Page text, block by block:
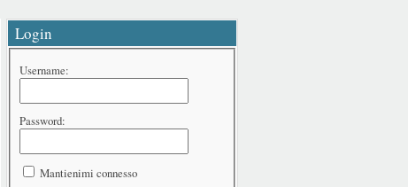
Login
Username:
Password:
Mantienimi connesso